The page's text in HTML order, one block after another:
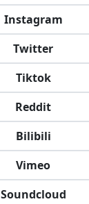
Instagram
Twitter
Tiktok
Reddit
Bilibili
Vimeo
Soundcloud